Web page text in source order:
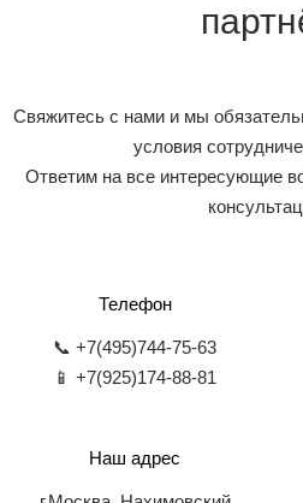
Свяжитесь с нами и мы
условия
Ответим на все интересующие
Телефон
📞 +7(495)744-75-63
📱 +7(925)174-88-81
Наш адрес